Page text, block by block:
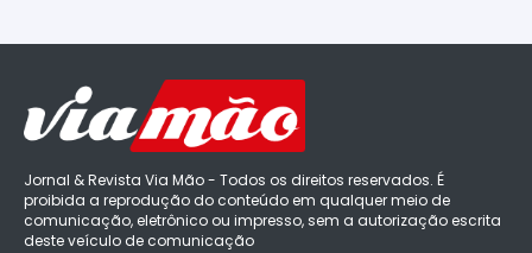
Jornal & Revista Via Mão - Todos os direitos reservados. É
proibida a reprodução do conteúdo em qualquer meio de
comunicação, eletrônico ou impresso, sem a autorização escrita
deste veículo de comunicação